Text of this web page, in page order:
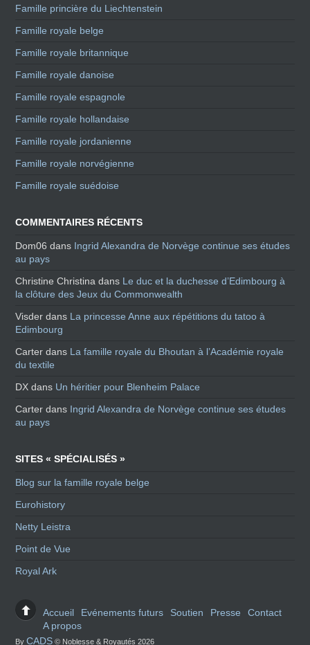
Famille princière du Liechtenstein
Famille royale belge
Famille royale britannique
Famille royale danoise
Famille royale espagnole
Famille royale hollandaise
Famille royale jordanienne
Famille royale norvégienne
Famille royale suédoise
COMMENTAIRES RÉCENTS
Dom06 dans Ingrid Alexandra de Norvège continue ses études
au pays
Christine Christina dans Le duc et la duchesse d’Edimbourg à
la clôture des Jeux du Commonwealth
Visder dans La princesse Anne aux répétitions du tatoo à
Edimbourg
Carter dans La famille royale du Bhoutan à l’Académie royale
du textile
DX dans Un héritier pour Blenheim Palace
Carter dans Ingrid Alexandra de Norvège continue ses études
au pays
SITES « SPÉCIALISÉS »
Blog sur la famille royale belge
Eurohistory
Netty Leistra
Point de Vue
Royal Ark
Accueil Evénements futurs Soutien Presse
Contact
A propos
ByCADS © Noblesse & Royautés 2026